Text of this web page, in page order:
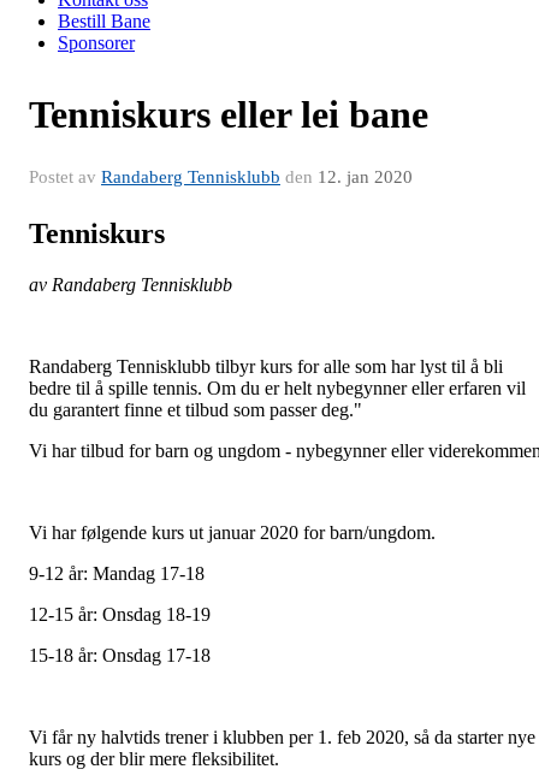
Bestill Bane
Sponsorer
Tenniskurs eller lei bane
Postet av Randaberg Tennisklubb den 12. jan 2020
Tenniskurs
av Randaberg Tennisklubb
Randaberg Tennisklubb tilbyr kurs for alle som har lyst til å bli
bedre til å spille tennis. Om du er helt nybegynner eller erfaren vil
du garantert finne et tilbud som passer deg."
Vi har tilbud for barn og ungdom - nybegynner eller
Vi har følgende kurs ut januar 2020 for barn/ungdom.
9-12 år: Mandag 17-18
12-15 år: Onsdag 18-19
15-18 år: Onsdag 17-18
Vi får ny halvtids trener i klubben per 1. feb 2020, så da starter nye
kurs og der blir mere fleksibilitet.